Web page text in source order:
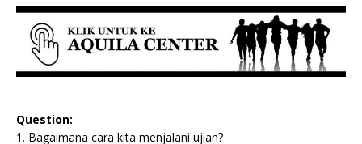
Question:
1. Bagaimana cara kita menjalani ujian?